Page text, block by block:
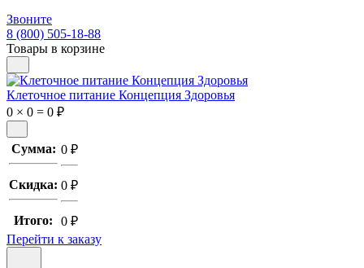
Звоните
8 (800) 505-18-88
Товары в корзине
Клеточное питание Концепция Здоровья
0 × 0 = 0 ₽
Сумма: 0 ₽
Скидка: 0 ₽
Итого: 0 ₽
Перейти к заказу